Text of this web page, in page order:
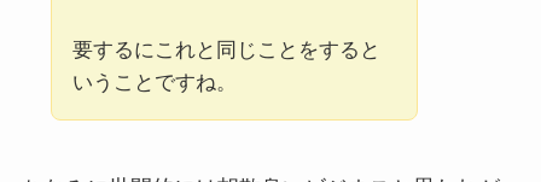
要するにこれと同じことをすると
いうことですね。